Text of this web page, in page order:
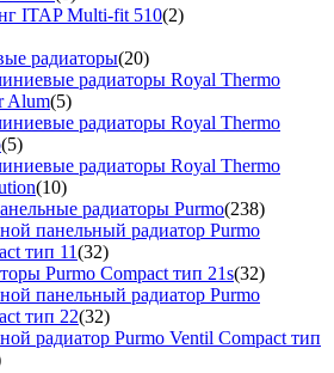
ITAP Multi-fit 510(2)
радиаторы(20)
радиаторы Royal Thermo
Alum(5)
радиаторы Royal Thermo
(5)
радиаторы Royal Thermo
(10)
радиаторы Purmo(238)
панельный радиатор Purmo
тип 11(32)
Purmo Compact тип 21s(32)
панельный радиатор Purmo
тип 22(32)
радиатор Purmo Ventil Compact тип